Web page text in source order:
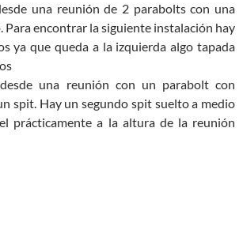
una reunión de 2 parabolts con una
Para encontrar la siguiente instalación hay
ya que queda a la izquierda algo tapada
una reunión con un parabolt con
spit. Hay un segundo spit suelto a medio
prácticamente a la altura de la reunión